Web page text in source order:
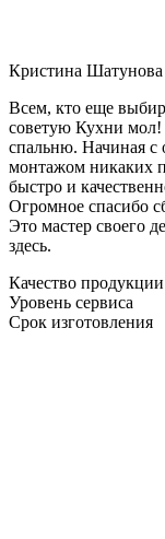
Кристина Шатунова
Всем, кто еще
советую Кухни мол!
спальню. Начиная с
монтажом никаких
быстро и
Огромное спасибо
Это мастер своего
здесь.
Качество продукции
Уровень сервиса
Срок изготовления